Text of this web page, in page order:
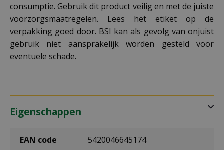
consumptie. Gebruik dit product veilig en met de juiste
voorzorgsmaatregelen. Lees het etiket op de
verpakking goed door. BSI kan als gevolg van onjuist
gebruik niet aansprakelijk worden gesteld voor
eventuele schade.
Eigenschappen
EAN code 5420046645174